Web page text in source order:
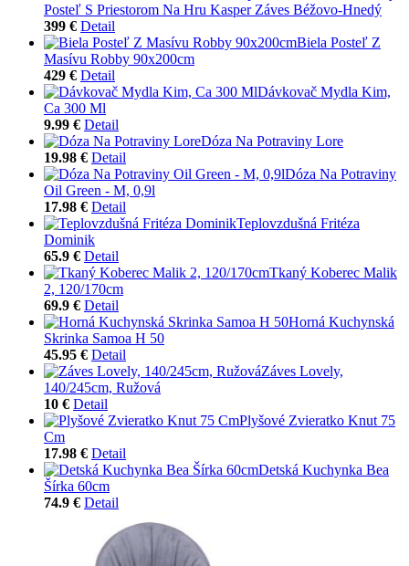
Posteľ S Priestorom Na Hru Kasper Záves Béžovo-Hnedý
399 € Detail
Biela Posteľ Z
Masívu Robby 90x200cm
429 € Detail
Dávkovač Mydla Kim,
Ca 300 Ml
9.99 € Detail
Dóza Na Potraviny Lore
19.98 € Detail
Dóza Na Potraviny
Oil Green - M, 0,9l
17.98 € Detail
Teplovzdušná Fritéza
Dominik
65.9 € Detail
Tkaný Koberec Malik
2, 120/170cm
69.9 € Detail
Horná Kuchynská
Skrinka Samoa H 50
45.95 € Detail
Záves Lovely,
140/245cm, Ružová
10 € Detail
Plyšové Zvieratko Knut 75
Cm
17.98 € Detail
Detská Kuchynka Bea
Šírka 60cm
74.9 € Detail